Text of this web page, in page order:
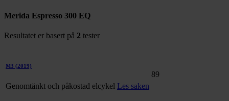
Merida Espresso 300 EQ
Resultatet er basert på 2 tester
M3 (2019)
Genomtänkt och påkostad elcykel Les saken
89